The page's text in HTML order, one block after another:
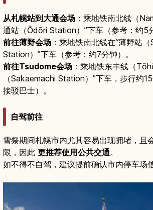
从札幌站到大通会场 ：乘地铁南北线（
通站（Ōdōri Station）”下车（参考：约5
前往薄野会场 ：乘地铁南北线在“薄野站
Station）”下车（参考：约7分钟）。
前往Tsudome会场 ：乘地铁东丰线（
（Sakaemachi Station）”下车，步行约
接驳巴士）。
自驾前往
雪祭期间札幌市内尤其容易出现拥堵，且
限，因此 更推荐使用公共交通。
如不得不自驾，建议提前确认市内停车场信